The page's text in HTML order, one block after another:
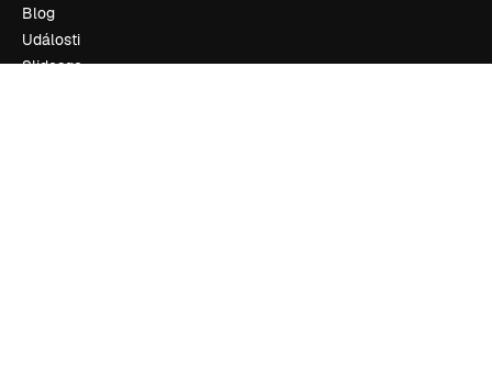
Blog
Události
Slidesgo